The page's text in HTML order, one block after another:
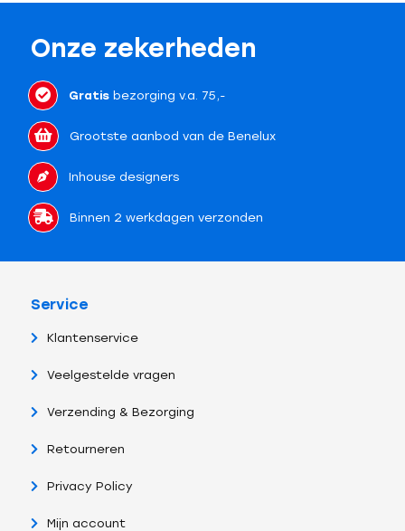
Onze zekerheden
Gratisbezorging v.a. 75,-
Grootste aanbod van de Benelux
Inhouse designers
Binnen 2 werkdagen verzonden
Service
Klantenservice
Veelgestelde vragen
Verzending & Bezorging
Retourneren
Privacy Policy
Mijn account